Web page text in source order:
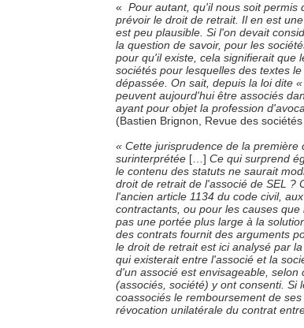
« Pour autant, qu'il nous soit permis
prévoir le droit de retrait. Il en est
est peu plausible. Si l'on devait
la question de savoir, pour les
pour qu'il existe, cela signifierait que
sociétés pour lesquelles des textes le
dépassée. On sait, depuis la loi dite
peuvent aujourd'hui être associés
ayant pour objet la profession
(Bastien Brignon, Revue des sociétés
« Cette jurisprudence de la
surinterprétée […] Ce qui surprend
le contenu des statuts ne saurait
droit de retrait de l'associé de SEL ?
l'ancien article 1134 du code civil,
contractants, ou pour les causes
pas une portée plus large à la
des contrats fournit des arguments
le droit de retrait est ici analysé par
qui existerait entre l'associé et la
d'un associé est envisageable,
(associés, société) y ont consenti.
coassociés le remboursement de
révocation unilatérale du contrat